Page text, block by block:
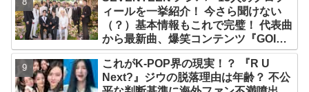
ィールを一挙紹介！ 今さら聞けない
（？）基本情報もこれで完璧！ 代表曲
から最新曲、爆笑コンテンツ『GOING
SEVENTEEN』まで・・VERY NICE
な魅力が満載
これがK-POP界の現実！？ 『R U
Next?』ジウの脱落理由は年齢？ 不公